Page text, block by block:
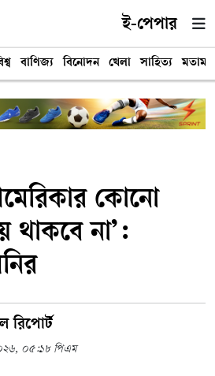
ই-পেপার
বাণিজ্য বিনোদন খেলা সাহিত্য মতামত
কোনো
থাকবে না’:
রিপোর্ট
০৫:১৮ পিএম